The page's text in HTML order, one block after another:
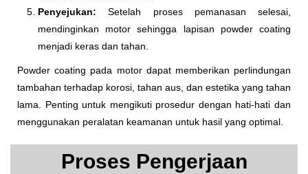
Penyejukan: Setelah proses pemanasan selesai,
mendinginkan motor sehingga lapisan powder coating
menjadi keras dan tahan.
Powder coating pada motor dapat memberikan perlindungan
tambahan terhadap korosi, tahan aus, dan estetika yang tahan
lama. Penting untuk mengikuti prosedur dengan hati-hati dan
menggunakan peralatan keamanan untuk hasil yang optimal.
Proses Pengerjaan